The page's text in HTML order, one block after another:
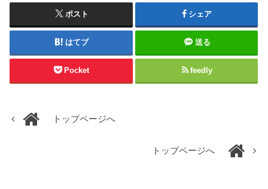
ポスト シェア
はてブ 送る
Pocket feedly
トップページへ
トップページへ